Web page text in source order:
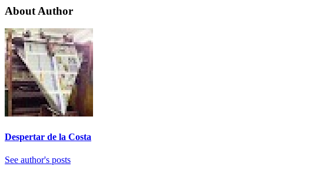
About Author
Despertar de la Costa
See author's posts